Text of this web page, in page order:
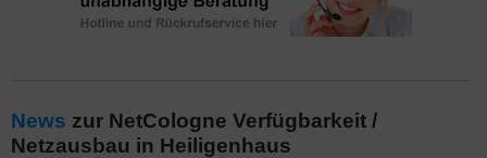
News zur NetCologne Verfügbarkeit /
Netzausbau in Heiligenhaus